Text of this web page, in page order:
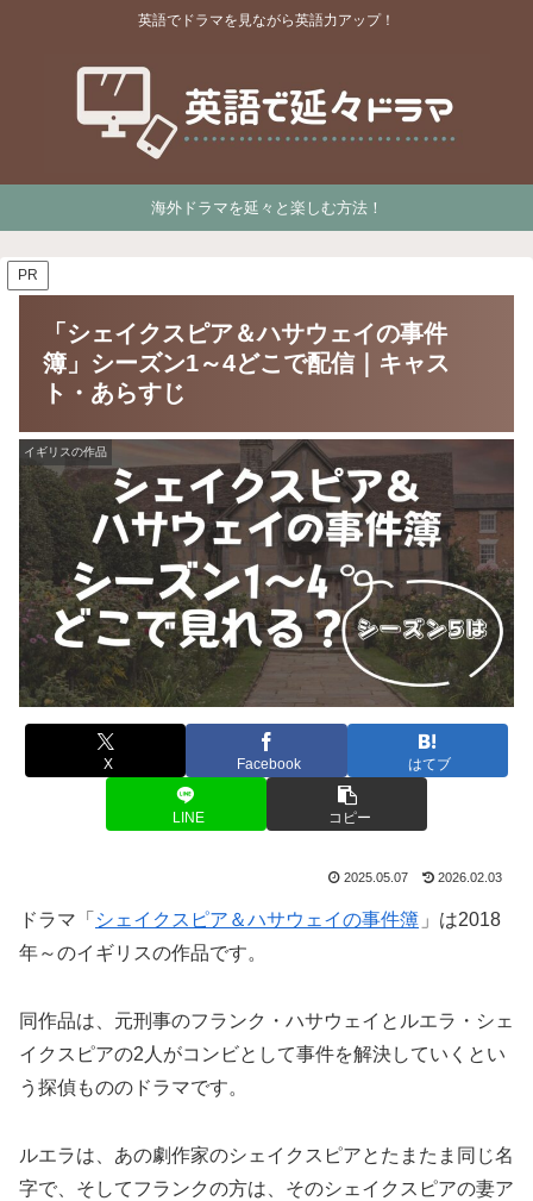
英語でドラマを見ながら英語力アップ！
海外ドラマを延々と楽しむ方法！
PR
「シェイクスピア＆ハサウェイの事件
簿」シーズン1～4どこで配信｜キャス
ト・あらすじ
イギリスの作品
X Facebook はてブ
LINE コピー
2025.05.07 2026.02.03
ドラマ「 シェイクスピア＆ハサウェイの事件簿 」は2018
年～のイギリスの作品です。
同作品は、元刑事のフランク・ハサウェイとルエラ・シェ
イクスピアの2人がコンビとして事件を解決していくとい
う探偵もののドラマです。
ルエラは、あの劇作家のシェイクスピアとたまたま同じ名
字で、そしてフランクの方は、そのシェイクスピアの妻ア